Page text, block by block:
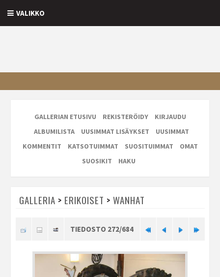
VALIKKO
GALLERIAN ETUSIVU REKISTERÖIDY
KIRJAUDU
ALBUMILISTA
UUSIMMAT LISÄYKSET
UUSIMMAT
KOMMENTIT
KATSOTUIMMAT SUOSITUIMMAT
OMAT
SUOSIKIT
HAKU
GALLERIA > ERIKOISET > WANHAT
TIEDOSTO 272/684